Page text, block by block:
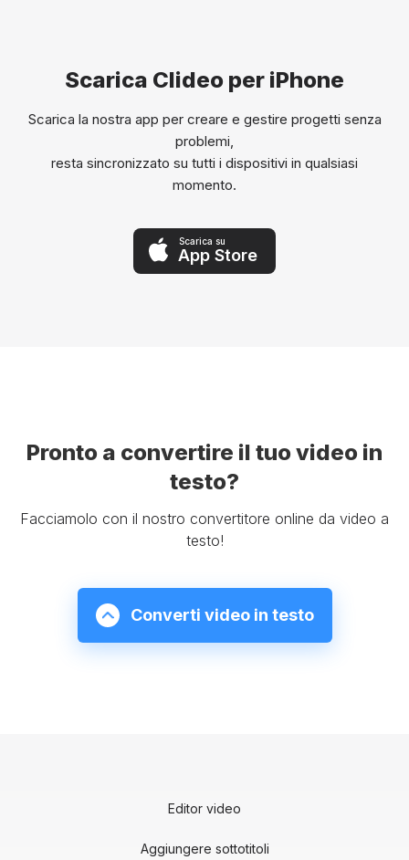
Scarica Clideo per iPhone
Scarica la nostra app per creare e gestire progetti senza
problemi,
resta sincronizzato su tutti i dispositivi in qualsiasi
momento.
Scarica su
App Store
Pronto a convertire il tuo video in
testo?
Facciamolo con il nostro convertitore online da video a
testo!
Converti video in testo
Editor video
Aggiungere sottotitoli